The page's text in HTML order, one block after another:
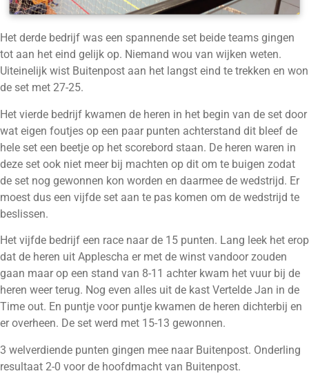
Het derde bedrijf was een spannende set beide teams gingen
tot aan het eind gelijk op. Niemand wou van wijken weten.
Uiteinelijk wist Buitenpost aan het langst eind te trekken en won
de set met 27-25.
Het vierde bedrijf kwamen de heren in het begin van de set door
wat eigen foutjes op een paar punten achterstand dit bleef de
hele set een beetje op het scorebord staan. De heren waren in
deze set ook niet meer bij machten op dit om te buigen zodat
de set nog gewonnen kon worden en daarmee de wedstrijd. Er
moest dus een vijfde set aan te pas komen om de wedstrijd te
beslissen.
Het vijfde bedrijf een race naar de 15 punten. Lang leek het erop
dat de heren uit Applescha er met de winst vandoor zouden
gaan maar op een stand van 8-11 achter kwam het vuur bij de
heren weer terug. Nog even alles uit de kast Vertelde Jan in de
Time out. En puntje voor puntje kwamen de heren dichterbij en
er overheen. De set werd met 15-13 gewonnen.
3 welverdiende punten gingen mee naar Buitenpost. Onderling
resultaat 2-0 voor de hoofdmacht van Buitenpost.